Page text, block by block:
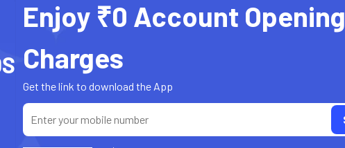
Enjoy ₹0 Account Opening
Charges
Get the link to download the App